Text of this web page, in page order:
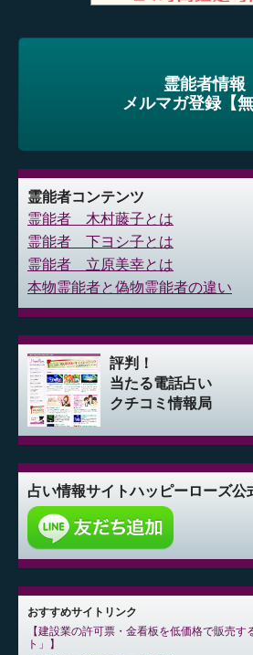
霊能者情報
メルマガ登録【無
霊能者コンテンツ
霊能者 木村藤子とは
霊能者 下ヨシ子とは
霊能者 立原美幸とは
本物霊能者と偽物霊能者の違い
評判！
当たる電話占い
クチコミ情報局
占い情報サイトハッピーローズ公
おすすめサイトリンク
建設業の許可票・金看板を低価格で販売す
ト」